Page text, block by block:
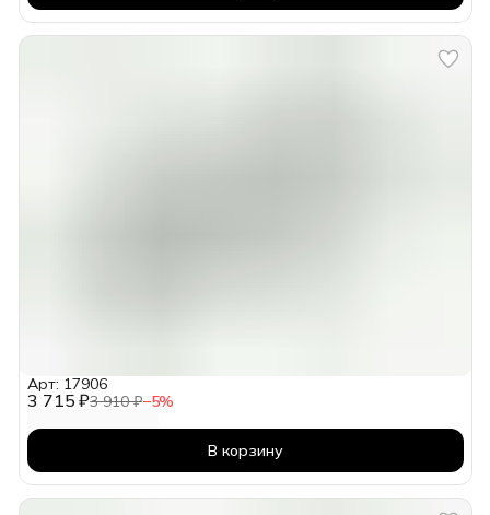
3 715 ₽3 910 ₽−5%
Арт: 17906
В корзину